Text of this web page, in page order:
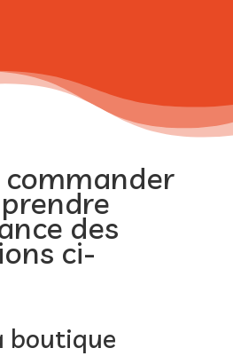
des
ci-
boutique